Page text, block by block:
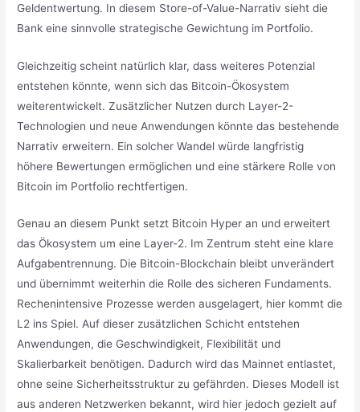
Geldentwertung. In diesem Store-of-Value-Narrativ sieht die
Bank eine sinnvolle strategische Gewichtung im Portfolio.
Gleichzeitig scheint natürlich klar, dass weiteres Potenzial
entstehen könnte, wenn sich das Bitcoin-Ökosystem
weiterentwickelt. Zusätzlicher Nutzen durch Layer-2-
Technologien und neue Anwendungen könnte das bestehende
Narrativ erweitern. Ein solcher Wandel würde langfristig
höhere Bewertungen ermöglichen und eine stärkere Rolle von
Bitcoin im Portfolio rechtfertigen.
Genau an diesem Punkt setzt Bitcoin Hyper an und erweitert
das Ökosystem um eine Layer-2. Im Zentrum steht eine klare
Aufgabentrennung. Die Bitcoin-Blockchain bleibt unverändert
und übernimmt weiterhin die Rolle des sicheren Fundaments.
Rechenintensive Prozesse werden ausgelagert, hier kommt die
L2 ins Spiel. Auf dieser zusätzlichen Schicht entstehen
Anwendungen, die Geschwindigkeit, Flexibilität und
Skalierbarkeit benötigen. Dadurch wird das Mainnet entlastet,
ohne seine Sicherheitsstruktur zu gefährden. Dieses Modell ist
aus anderen Netzwerken bekannt, wird hier jedoch gezielt auf